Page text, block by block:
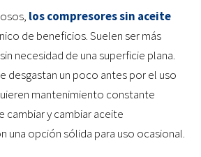
los compresores sin aceite
de beneficios. Suelen ser más
necesidad de una superficie plana.
desgastan un poco antes por el uso
mantenimiento constante
cambiar y cambiar aceite
una opción sólida para uso ocasional.